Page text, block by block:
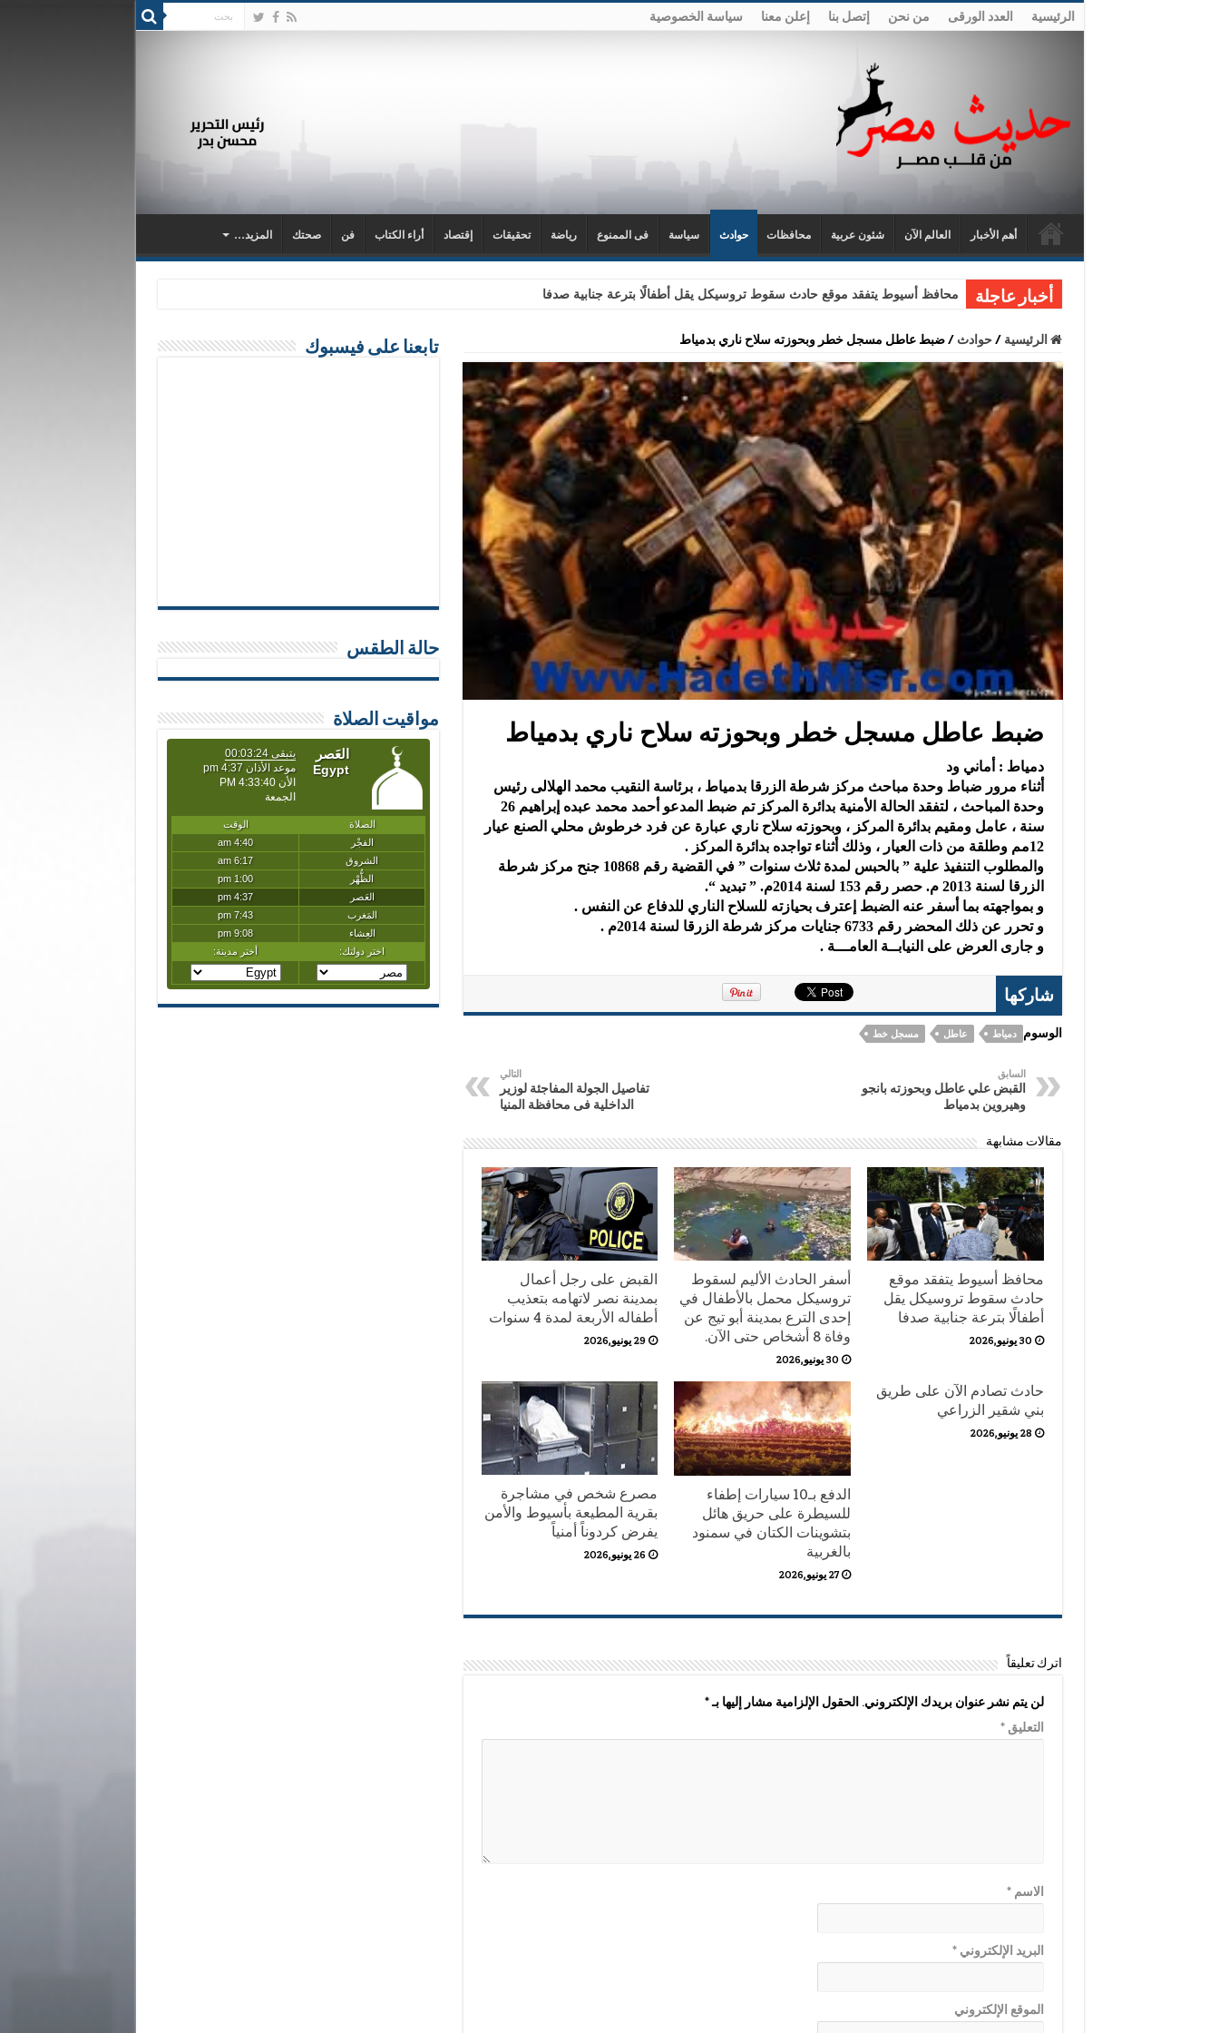
الرئيسية العدد الورقى من نحن إتصل بنا إعلن معنا سياسة الخصوصية
أهم الأخبار العالم الآن شئون عربية محافظات حوادث سياسة فى الممنوع رياضة تحقيقات إقتصاد أراء الكتاب فن صحتك المزيد…
أخبار عاجلة محافظ أسيوط يتفقد موقع حادث سقوط تروسيكل يقل أطفالًا بترعة جنابية صدفا
الرئيسية /حوادث /ضبط عاطل مسجل خطر وبحوزته سلاح ناري بدمياط
ضبط عاطل مسجل خطر وبحوزته سلاح ناري بدمياط
دمياط : أماني ود
أثناء مرور ضباط وحدة مباحث مركز شرطة الزرقا بدمياط ، برئاسة النقيب محمد الهلالى رئيس
وحدة المباحث ، لتفقد الحالة الأمنية بدائرة المركز تم ضبط المدعو أحمد محمد عبده إبراهيم 26
سنة ، عامل ومقيم بدائرة المركز ، وبحوزته سلاح ناري عبارة عن فرد خرطوش محلي الصنع عيار
12مم وطلقة من ذات العيار ، وذلك أثناء تواجده بدائرة المركز .
والمطلوب التنفيذ علية ” بالحبس لمدة ثلاث سنوات ” في القضية رقم 10868 جنح مركز شرطة
الزرقا لسنة 2013 م. حصر رقم 153 لسنة 2014م. ” تبديد “.
و بمواجهته بما أسفر عنه الضبط إعترف بحيازته للسلاح الناري للدفاع عن النفس .
و تحرر عن ذلك المحضر رقم 6733 جنايات مركز شرطة الزرقا لسنة 2014م .
و جارى العرض على النيابــة العامـــة .
شاركها
الوسوم دمياط عاطل مسجل خط
السابق
القبض علي عاطل وبحوزته بانجو
وهيروين بدمياط
التالي
تفاصيل الجولة المفاجئة لوزير
الداخلية فى محافظة المنيا
مقالات مشابهة
محافظ أسيوط يتفقد موقع
حادث سقوط تروسيكل يقل
أطفالًا بترعة جنابية صدفا
30 يونيو,2026
أسفر الحادث الأليم لسقوط
تروسيكل محمل بالأطفال في
إحدى الترع بمدينة أبو تيج عن
وفاة 8 أشخاص حتى الآن.
30 يونيو,2026
القبض على رجل أعمال
بمدينة نصر لاتهامه بتعذيب
أطفاله الأربعة لمدة 4 سنوات
29 يونيو,2026
حادث تصادم الآن على طريق
بني شقير الزراعي
28 يونيو,2026
الدفع بـ10 سيارات إطفاء
للسيطرة على حريق هائل
بتشوينات الكتان في سمنود
بالغربية
27 يونيو,2026
مصرع شخص في مشاجرة
بقرية المطيعة بأسيوط والأمن
يفرض كردوناً أمنياً
26 يونيو,2026
اترك تعليقاً
لن يتم نشر عنوان بريدك الإلكتروني. الحقول الإلزامية مشار إليها بـ*
التعليق*
الاسم*
البريد الإلكتروني*
الموقع الإلكتروني
تابعنا على فيسبوك
حالة الطقس
مواقيت الصلاة